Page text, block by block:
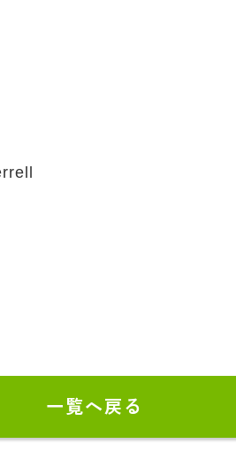
一覧へ戻る